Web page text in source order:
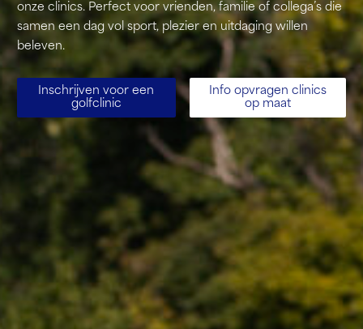
onze clinics. Perfect voor vrienden, familie of collega’s die
samen een dag vol sport, plezier en uitdaging willen
beleven.
Inschrijven voor een
golfclinic
Info opvragen clinics
op maat